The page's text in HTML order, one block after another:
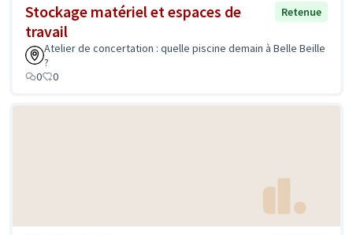
Stockage matériel et espaces de
travail
Retenue
Atelier de concertation : quelle piscine demain à Belle Beille
?
0
0